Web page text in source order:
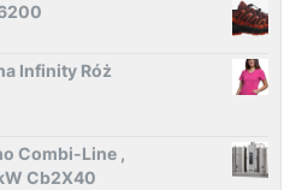
Infinity Róż
Combi-Line ,
Cb2X40